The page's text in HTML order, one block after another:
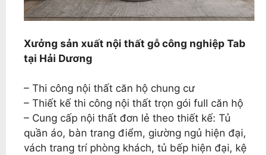
Xưởng sản xuất nội thất gỗ công nghiệp Tab
tại Hải Dương
– Thi công nội thất căn hộ chung cư
– Thiết kế thi công nội thất trọn gói full căn hộ
– Cung cấp nội thất đơn lẻ theo thiết kế: Tủ
quần áo, bàn trang điểm, giường ngủ hiện đại,
vách trang trí phòng khách, tủ bếp hiện đại, kệ